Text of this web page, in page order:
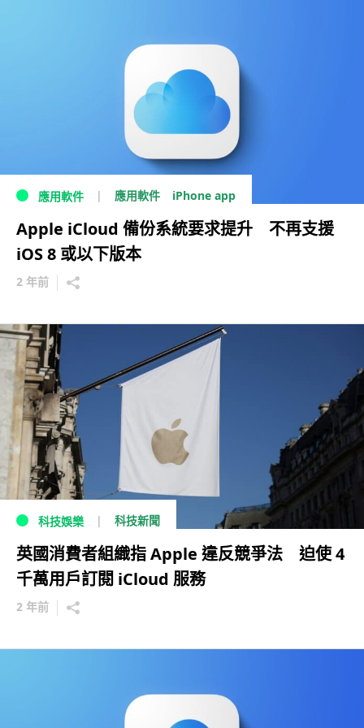
應用軟件 應用軟件 iPhone app
Apple iCloud 備份系統要求提升 不再支援
iOS 8 或以下版本
2 年前
科技娛樂 科技新聞
英國消費者組織指 Apple 違反競爭法 迫使 4
千萬用戶訂閱 iCloud 服務
2 年前